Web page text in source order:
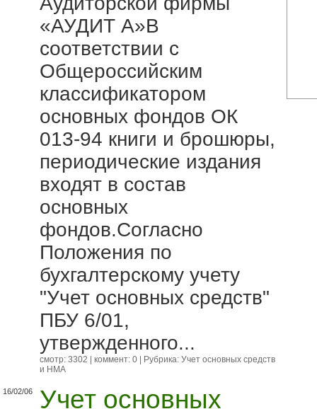
«АУДИТ А»В
соответствии с
Общероссийским
классификатором
основных фондов ОК
013-94 книги и брошюры,
периодические издания
входят в состав
основных
фондов.Согласно
Положения по
бухгалтерскому учету
"Учет основных средств"
ПБУ 6/01,
утвержденного...
смотр: 3302 | коммент: 0 | Рубрика: Учет основных средств
и НМА
16/02/06
Учет основных